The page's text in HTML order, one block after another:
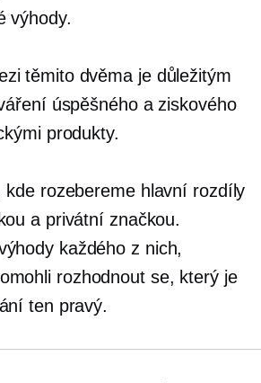
výhody.
těmito dvěma je důležitým
úspěšného a ziskového
produkty.
kde rozebereme hlavní rozdíly
a privátní značkou.
každého z nich,
rozhodnout se, který je
ten pravý.